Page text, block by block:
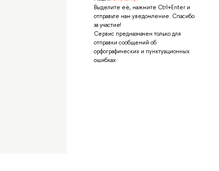
Выделите её, нажмите Ctrl+Enter и
отправьте нам уведомление. Спасибо
за участие!
Сервис предназначен только для
отправки сообщений об
орфографических и пунктуационных
ошибках.